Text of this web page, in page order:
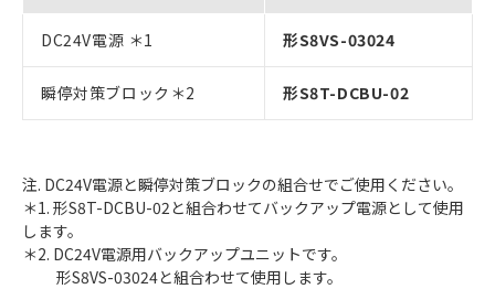
DC24V電源 ＊1 形S8VS-03024
瞬停対策ブロック＊2 形S8T-DCBU-02
注. DC24V電源と瞬停対策ブロックの組合せでご使用ください。
＊1. 形S8T-DCBU-02と組合わせてバックアップ電源として使用
します。
＊2. DC24V電源用バックアップユニットです。
形S8VS-03024と組合わせて使用します。